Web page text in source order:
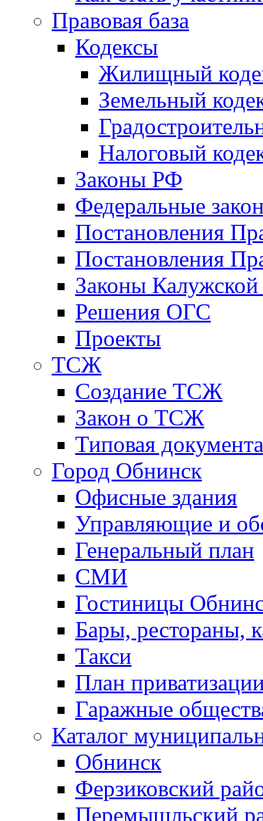
Правовая база
Кодексы
Жилищный
Земельный
Налоговый
Законы РФ
Федеральные
Постановления
Постановления
Законы Калужской
Решения ОГС
Проекты
ТСЖ
Создание ТСЖ
Закон о ТСЖ
Типовая
Город Обнинск
Офисные здания
Управляющие и
Генеральный план
СМИ
Гостиницы
Бары, рестораны,
Такси
План
Гаражные
Каталог
Обнинск
Ферзиковский
Перемышльский